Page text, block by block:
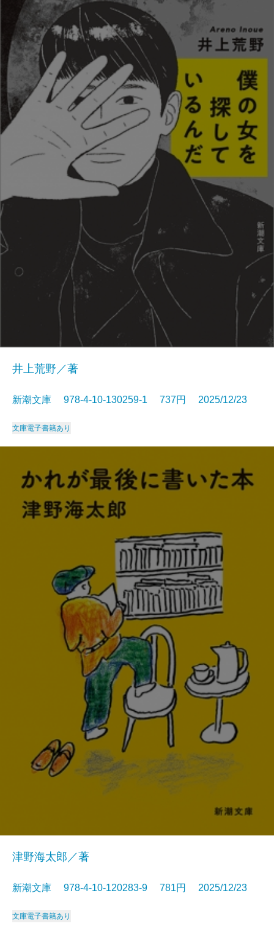
井上荒野／著
新潮文庫 978-4-10-130259-1 737円 2025/12/23
文庫電子書籍あり
津野海太郎／著
新潮文庫 978-4-10-120283-9 781円 2025/12/23
文庫電子書籍あり